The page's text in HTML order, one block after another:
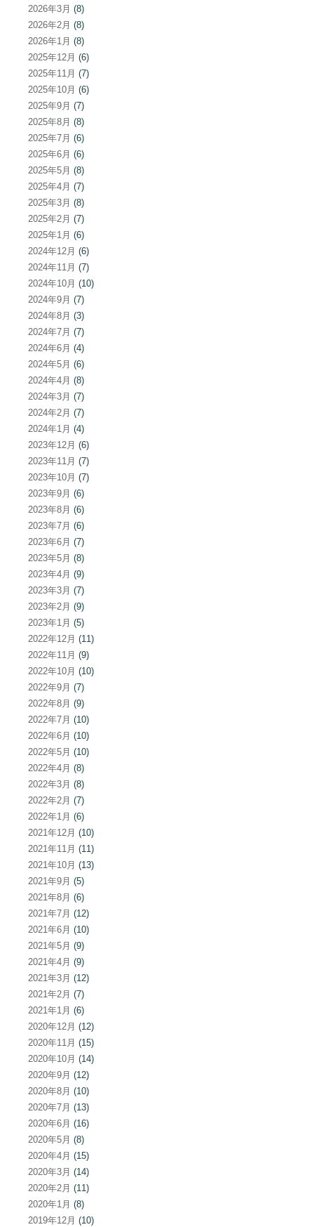
2026年3月 (8)
2026年2月 (8)
2026年1月 (8)
2025年12月 (6)
2025年11月 (7)
2025年10月 (6)
2025年9月 (7)
2025年8月 (8)
2025年7月 (6)
2025年6月 (6)
2025年5月 (8)
2025年4月 (7)
2025年3月 (8)
2025年2月 (7)
2025年1月 (6)
2024年12月 (6)
2024年11月 (7)
2024年10月 (10)
2024年9月 (7)
2024年8月 (3)
2024年7月 (7)
2024年6月 (4)
2024年5月 (6)
2024年4月 (8)
2024年3月 (7)
2024年2月 (7)
2024年1月 (4)
2023年12月 (6)
2023年11月 (7)
2023年10月 (7)
2023年9月 (6)
2023年8月 (6)
2023年7月 (6)
2023年6月 (7)
2023年5月 (8)
2023年4月 (9)
2023年3月 (7)
2023年2月 (9)
2023年1月 (5)
2022年12月 (11)
2022年11月 (9)
2022年10月 (10)
2022年9月 (7)
2022年8月 (9)
2022年7月 (10)
2022年6月 (10)
2022年5月 (10)
2022年4月 (8)
2022年3月 (8)
2022年2月 (7)
2022年1月 (6)
2021年12月 (10)
2021年11月 (11)
2021年10月 (13)
2021年9月 (5)
2021年8月 (6)
2021年7月 (12)
2021年6月 (10)
2021年5月 (9)
2021年4月 (9)
2021年3月 (12)
2021年2月 (7)
2021年1月 (6)
2020年12月 (12)
2020年11月 (15)
2020年10月 (14)
2020年9月 (12)
2020年8月 (10)
2020年7月 (13)
2020年6月 (16)
2020年5月 (8)
2020年4月 (15)
2020年3月 (14)
2020年2月 (11)
2020年1月 (8)
2019年12月 (10)